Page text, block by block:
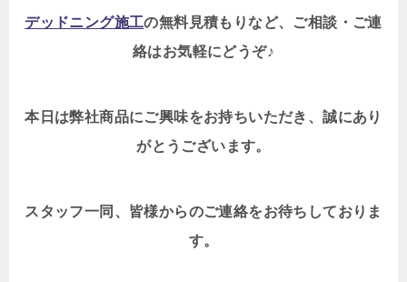
デッドニング施工の無料見積もりなど、ご相談・ご連
絡はお気軽にどうぞ♪
本日は弊社商品にご興味をお持ちいただき、誠にあり
がとうございます。
スタッフ一同、皆様からのご連絡をお待ちしておりま
す。